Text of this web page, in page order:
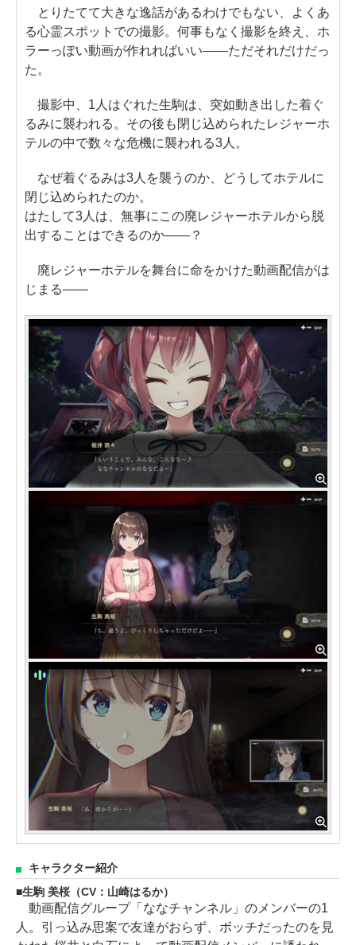
とりたてて大きな逸話があるわけでもない、よくあ
る心霊スポットでの撮影。何事もなく撮影を終え、ホ
ラーっぽい動画が作れればいい――ただそれだけだっ
た。
撮影中、1人はぐれた生駒は、突如動き出した着ぐ
るみに襲われる。その後も閉じ込められたレジャーホ
テルの中で数々な危機に襲われる3人。
なぜ着ぐるみは3人を襲うのか、どうしてホテルに
閉じ込められたのか。
はたして3人は、無事にこの廃レジャーホテルから脱
出することはできるのか――？
廃レジャーホテルを舞台に命をかけた動画配信がは
じまる――
キャラクター紹介
生駒 美桜（CV：山崎はるか）
動画配信グループ「ななチャンネル」のメンバーの1
人。引っ込み思案で友達がおらず、ボッチだったのを見